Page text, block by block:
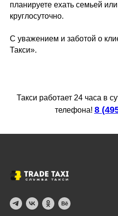
планируете ехать семьей
круглосуточно.
С уважением и заботой о
Такси».
Такси работает 24 часа в
телефона! 8